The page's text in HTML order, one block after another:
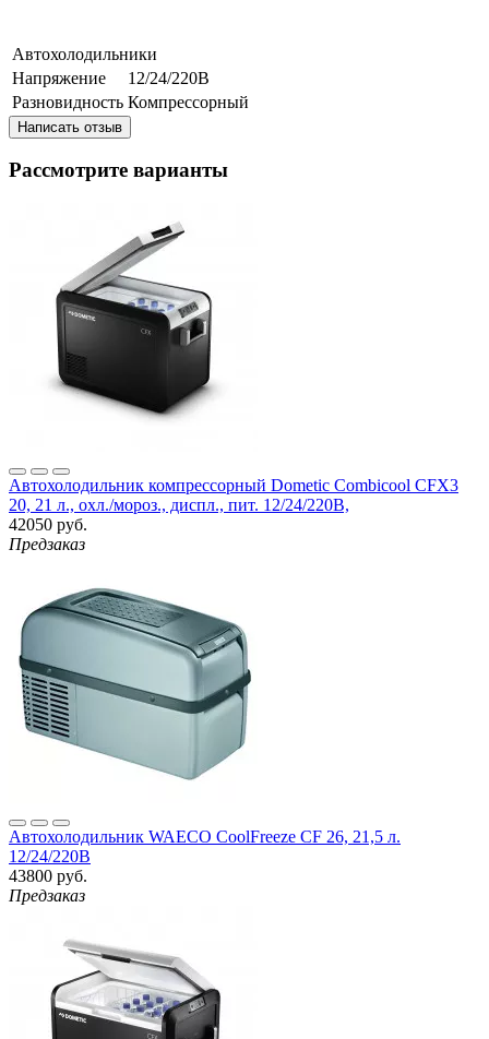
Автохолодильники
Напряжение
12/24/220В
Разновидность Компрессорный
Написать отзыв
Рассмотрите варианты
Автохолодильник компрессорный Dometic Combicool CFX3
20, 21 л., охл./мороз., диспл., пит. 12/24/220B,
42050 руб.
Предзаказ
Автохолодильник WAECO CoolFreeze CF 26, 21,5 л.
12/24/220В
43800 руб.
Предзаказ